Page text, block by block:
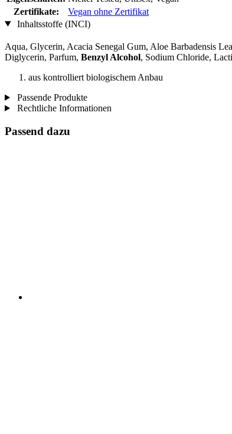
Zertifikate:
Vegan ohne Zertifikat
Inhaltsstoffe (INCI)
Aqua, Glycerin, Acacia Senegal Gum, Aloe Barbadensis
Diglycerin, Parfum, Benzyl Alcohol, Sodium Chloride,
aus kontrolliert biologischem Anbau
Passende Produkte
Rechtliche Informationen
Passend dazu